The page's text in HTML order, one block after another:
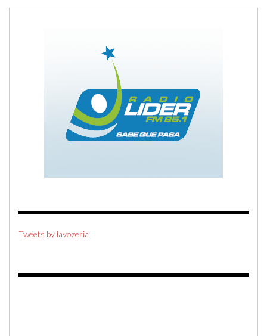
Tweets by lavozeria